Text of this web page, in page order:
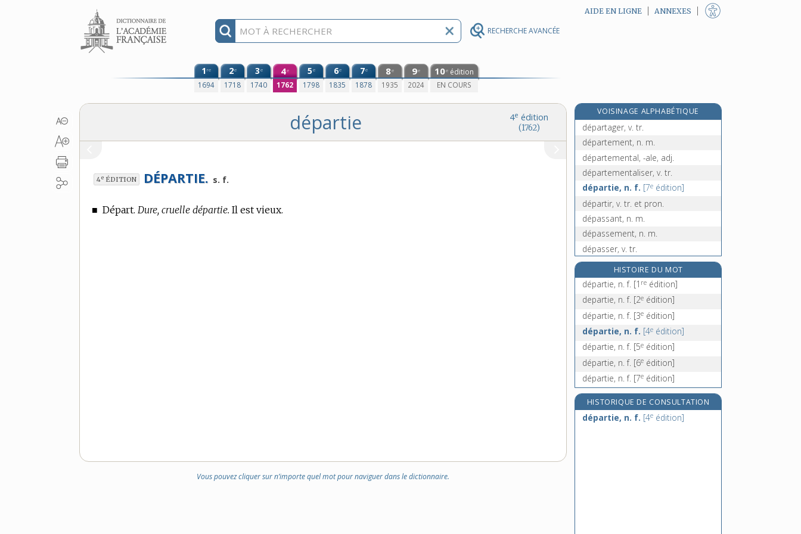
RECHERCHE AVANCÉE
Aller au contenu AIDE EN LIGNE ANNEXES
1re
1694
2e
1718
3e
1740
4e
1762
5e
1798
6e
1835
7e
1878
8e
1935
9e
2024
10e édition
EN COURS
4e édition
(1762)
départie
4e ÉDITION DÉPARTIE. s. f.
■ Départ. Dure, cruelle départie. Il est vieux.
Vous pouvez cliquer sur n’importe quel mot pour naviguer dans le dictionnaire.
VOISINAGE ALPHABÉTIQUE
départ [II], n. m.
départager, v. tr.
département, n. m.
départemental, -ale, adj.
départementaliser, v. tr.
départie, n. f. [7e édition]
départir, v. tr. et pron.
dépassant, n. m.
dépassement, n. m.
dépasser, v. tr.
dépassionner, v. tr.
dépatouiller (se), v. pron.
dépavage, n. m.
dépaysement, n. m.
HISTOIRE DU MOT
départie, n. f. [1 re édition]
departie, n. f. [2e édition]
départie, n. f. [3e édition]
départie, n. f. [4e édition]
départie, n. f. [5e édition]
départie, n. f. [6e édition]
départie, n. f. [7e édition]
HISTORIQUE DE CONSULTATION
départie, n. f. [4e édition]